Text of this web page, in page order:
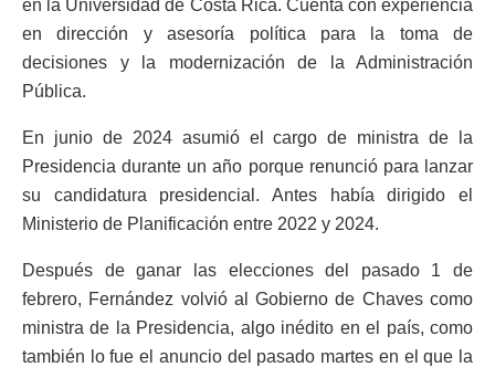
en la Universidad de Costa Rica. Cuenta con experiencia
en dirección y asesoría política para la toma de
decisiones y la modernización de la Administración
Pública.
En junio de 2024 asumió el cargo de ministra de la
Presidencia durante un año porque renunció para lanzar
su candidatura presidencial. Antes había dirigido el
Ministerio de Planificación entre 2022 y 2024.
Después de ganar las elecciones del pasado 1 de
febrero, Fernández volvió al Gobierno de Chaves como
ministra de la Presidencia, algo inédito en el país, como
también lo fue el anuncio del pasado martes en el que la